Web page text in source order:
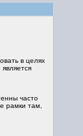
в целях
часто
рамки там,